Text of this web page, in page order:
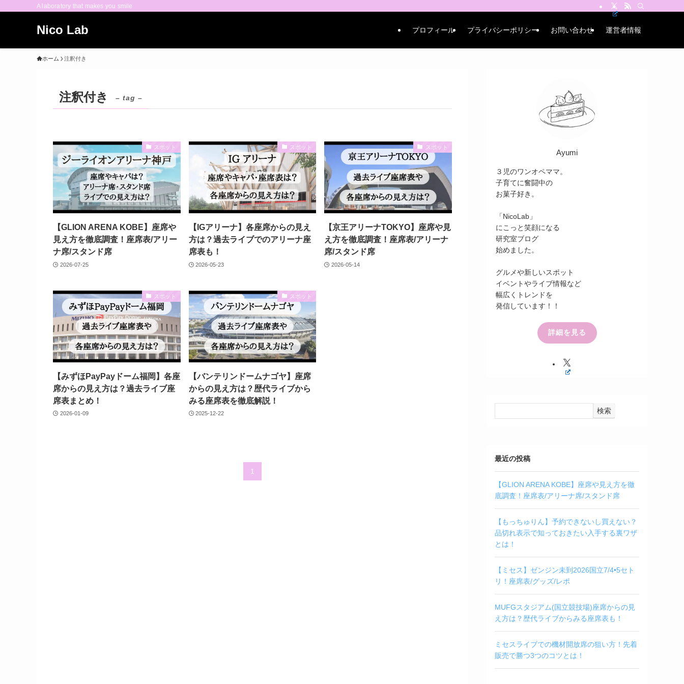
A laboratory that makes you smile
Nico Lab プロフィール プライバシーポリシー お問い合わせ 運営者情報
ホーム 注釈付き
注釈付き – tag –
スポット
【GLION ARENA KOBE】座席や
見え方を徹底調査！座席表/アリー
ナ席/スタンド席
2026-07-25
スポット
【IGアリーナ】各座席からの見え
方は？過去ライブでのアリーナ座
席表も！
2026-05-23
スポット
【京王アリーナTOKYO】座席や見
え方を徹底調査！座席表/アリーナ
席/スタンド席
2026-05-14
スポット
【みずほPayPayドーム福岡】各座
席からの見え方は？過去ライブ座
席表まとめ！
2026-01-09
スポット
【バンテリンドームナゴヤ】座席
からの見え方は？歴代ライブから
みる座席表を徹底解説！
2025-12-22
1
Ayumi
３児のワンオペママ。
子育てに奮闘中の
お菓子好き。
「NicoLab」
にこっと笑顔になる
研究室ブログ
始めました。
グルメや新しいスポット
イベントやライブ情報など
幅広くトレンドを
発信しています！！
詳細を見る
検索
最近の投稿
【GLION ARENA KOBE】座席や見え方を徹
底調査！座席表/アリーナ席/スタンド席
【もっちゅりん】予約できないし買えない？
品切れ表示で知っておきたい入手する裏ワザ
とは！
【ミセス】ゼンジン未到2026国立7/4•5セト
リ！座席表/グッズ/レポ
MUFGスタジアム(国立競技場)座席からの見
え方は？歴代ライブからみる座席表も！
ミセスライブでの機材開放席の狙い方！先着
販売で勝つ3つのコツとは！